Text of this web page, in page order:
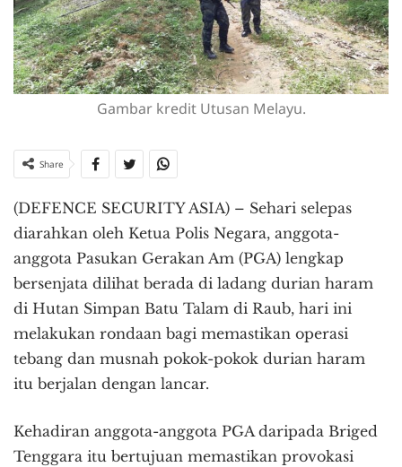
Gambar kredit Utusan Melayu.
Share
(DEFENCE SECURITY ASIA) – Sehari selepas
diarahkan oleh Ketua Polis Negara, anggota-
anggota Pasukan Gerakan Am (PGA) lengkap
bersenjata dilihat berada di ladang durian haram
di Hutan Simpan Batu Talam di Raub, hari ini
melakukan rondaan bagi memastikan operasi
tebang dan musnah pokok-pokok durian haram
itu berjalan dengan lancar.
Kehadiran anggota-anggota PGA daripada Briged
Tenggara itu bertujuan memastikan provokasi